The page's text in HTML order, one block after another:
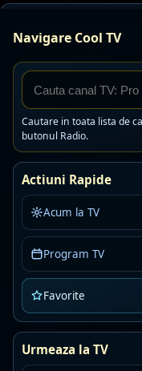
Navigare Cool TV
Cautare in toata lista de
butonul Radio.
Actiuni Rapide
Acum la TV
Program TV
Favorite
Urmeaza la TV
Posturi radio
Toate posturile
Radio
petrecere populara
Kiss Fm Ro
AAC · 80 kbps
romanian pop
Asculta
Detalii
AAC · 88 kbps
Asculta Detalii